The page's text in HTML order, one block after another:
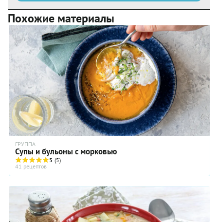
Похожие материалы
ГРУППА
Супы и бульоны с морковью
5 (5)
41 рецептов